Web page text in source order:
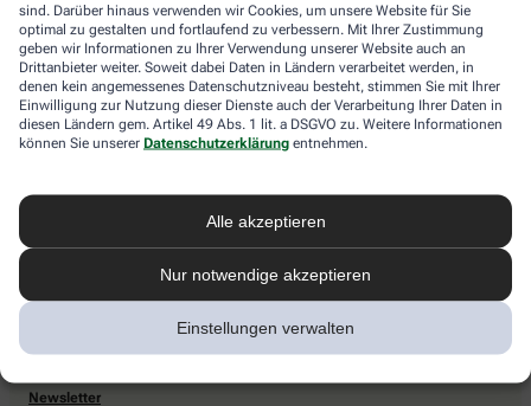
sind. Darüber hinaus verwenden wir Cookies, um unsere Website für Sie
optimal zu gestalten und fortlaufend zu verbessern. Mit Ihrer Zustimmung
geben wir Informationen zu Ihrer Verwendung unserer Website auch an
Drittanbieter weiter. Soweit dabei Daten in Ländern verarbeitet werden, in
denen kein angemessenes Datenschutzniveau besteht, stimmen Sie mit Ihrer
Einwilligung zur Nutzung dieser Dienste auch der Verarbeitung Ihrer Daten in
diesen Ländern gem. Artikel 49 Abs. 1 lit. a DSGVO zu. Weitere Informationen
können Sie unserer Datenschutzerklärung entnehmen.
Alle akzeptieren
Nur notwendige akzeptieren
Einstellungen verwalten
Zahlarten
Bar oder mit einer anderen akzeptierten Zahlungsart Ihrer Apotheke vor Ort.
Abholung in der Apotheke
Botendienstlieferung
apotheke.com Informationen
Newsletter